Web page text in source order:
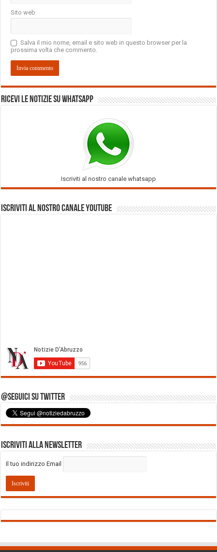
Sito web
Salva il mio nome, email e sito web in questo browser per la
prossima volta che commento.
Ricevi le notizie su Whatsapp
Iscriviti al nostro canale whatsapp
Iscriviti al nostro Canale Youtube
@Seguici su Twitter
Iscriviti alla Newsletter
Il tuo indirizzo Email